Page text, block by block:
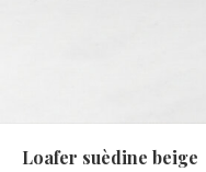
Loafer suèdine beige